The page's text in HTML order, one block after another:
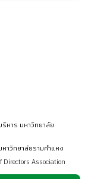
หาร มหาวิทยาลัย
วิทยาลัยรามคำแหง
Association